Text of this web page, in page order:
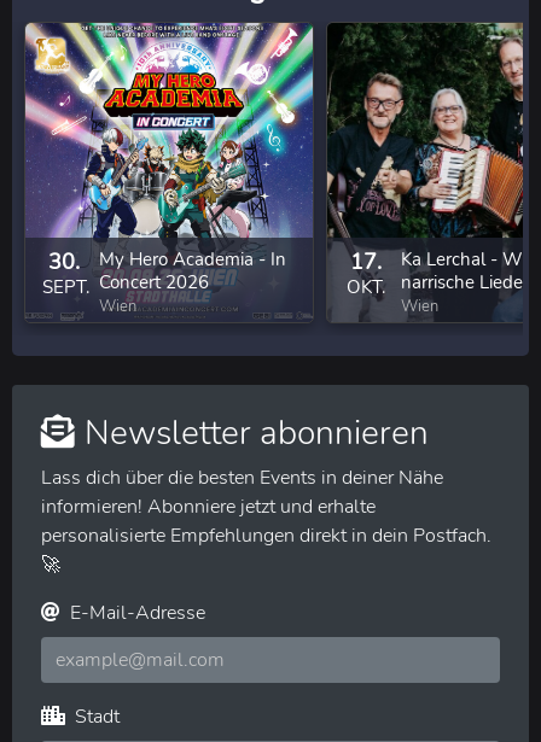
30.
SEPT.
My Hero Academia - In
Concert 2026
Wien
17.
OKT.
Ka Lerchal -
narrische Lieder
eigenem Anbau
Wien
Newsletter abonnieren
Lass dich über die besten Events in deiner Nähe
informieren! Abonniere jetzt und erhalte
personalisierte Empfehlungen direkt in dein Postfach.
🚀
E-Mail-Adresse
Stadt